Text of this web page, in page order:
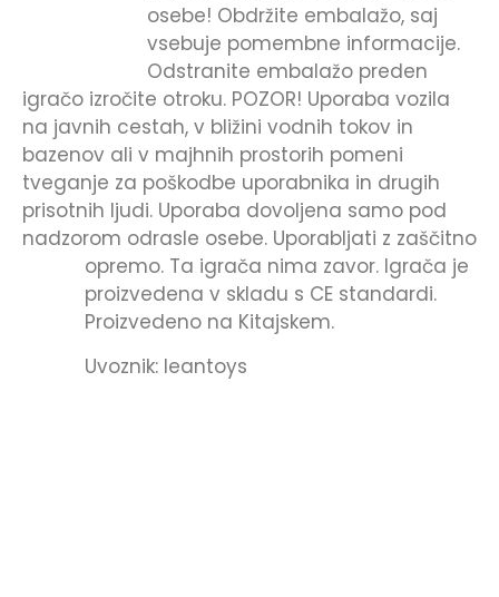
osebe! Obdržite embalažo, saj
vsebuje pomembne informacije.
Odstranite embalažo preden
igračo izročite otroku. POZOR! Uporaba vozila
na javnih cestah, v bližini vodnih tokov in
bazenov ali v majhnih prostorih pomeni
tveganje za poškodbe uporabnika in drugih
prisotnih ljudi. Uporaba dovoljena samo pod
nadzorom odrasle osebe. Uporabljati z zaščitno
opremo. Ta igrača nima zavor. Igrača je
proizvedena v skladu s CE standardi.
Proizvedeno na Kitajskem.
Uvoznik: leantoys